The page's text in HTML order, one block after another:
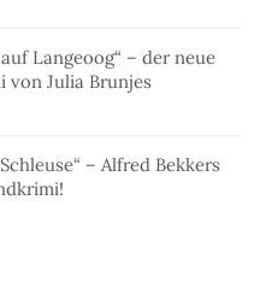
Langeoog“ – der neue
von Julia Brunjes
– Alfred Bekkers